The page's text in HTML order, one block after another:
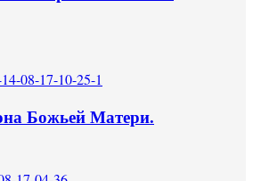
Божьей Матери.